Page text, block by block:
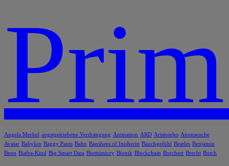
Angela Merkel angstgetriebene Verdrängung Animation ARD Aristoteles Atomseuche
Avatar Babylon Baggy Pants Bahn Banshees of Inisherin Bauchgefühl Beatles Benjamin
Benn Biafra-Kind Big Smart Data Biomimicry Bionik Blockchain Borchert Brecht Butch